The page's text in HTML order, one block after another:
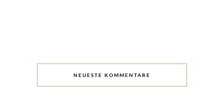
NEUESTE KOMMENTARE